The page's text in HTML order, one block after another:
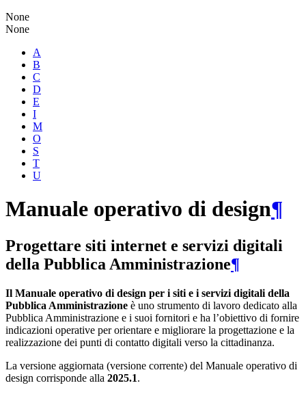
None
None
A
B
C
D
E
I
M
O
S
T
U
Manuale operativo di design¶
Progettare siti internet e servizi digitali
della Pubblica Amministrazione¶
Il Manuale operativo di design per i siti e i servizi digitali della
Pubblica Amministrazione è uno strumento di lavoro dedicato alla
Pubblica Amministrazione e i suoi fornitori e ha l’obiettivo di fornire
indicazioni operative per orientare e migliorare la progettazione e la
realizzazione dei punti di contatto digitali verso la cittadinanza.
La versione aggiornata (versione corrente) del Manuale operativo di
design corrisponde alla 2025.1.